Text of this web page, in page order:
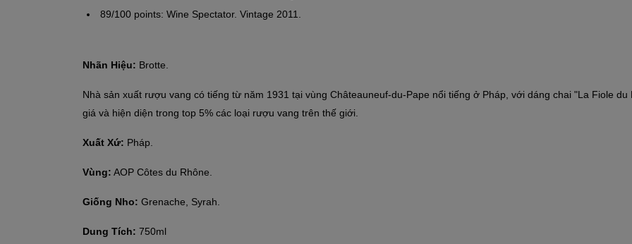
89/100 points: Wine Spectator. Vintage 2011.
Nhãn Hiệu: Brotte.
Nhà sản xuất rượu vang có tiếng từ năm 1931 tại vùng Châteauneuf-du-Pape nổi tiếng ở Pháp, với dáng chai "La Fiole
giá và hiện diện trong top 5% các loại rượu vang trên thế giới.
Xuất Xứ: Pháp.
Vùng: AOP Côtes du Rhône.
Giống Nho: Grenache, Syrah.
Dung Tích: 750ml